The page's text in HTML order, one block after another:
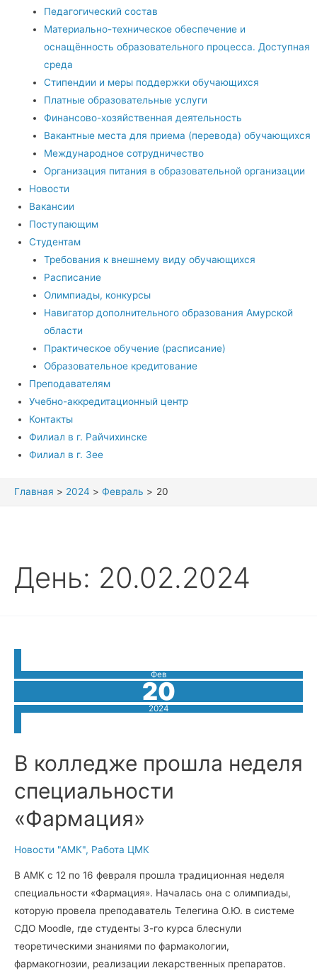
Педагогический состав
Материально-техническое обеспечение и
оснащённость образовательного процесса. Доступная
среда
Стипендии и меры поддержки обучающихся
Платные образовательные услуги
Финансово-хозяйственная деятельность
Вакантные места для приема (перевода) обучающихся
Международное сотрудничество
Организация питания в образовательной организации
Новости
Вакансии
Поступающим
Студентам
Требования к внешнему виду обучающихся
Расписание
Олимпиады, конкурсы
Навигатор дополнительного образования Амурской
области
Практическое обучение (расписание)
Образовательное кредитование
Преподавателям
Учебно-аккредитационный центр
Контакты
Филиал в г. Райчихинске
Филиал в г. Зее
Главная 2024 Февраль 20
День: 20.02.2024
Фев
20
2024
В колледже прошла неделя
специальности
«Фармация»
Новости "АМК", Работа ЦМК
В АМК с 12 по 16 февраля прошла традиционная неделя
специальности «Фармация». Началась она с олимпиады,
которую провела преподаватель Телегина О.Ю. в системе
СДО Moodle, где студенты 3-го курса блеснули
теоретическими знаниями по фармакологии,
фармакогнозии, реализации лекарственных препаратов.